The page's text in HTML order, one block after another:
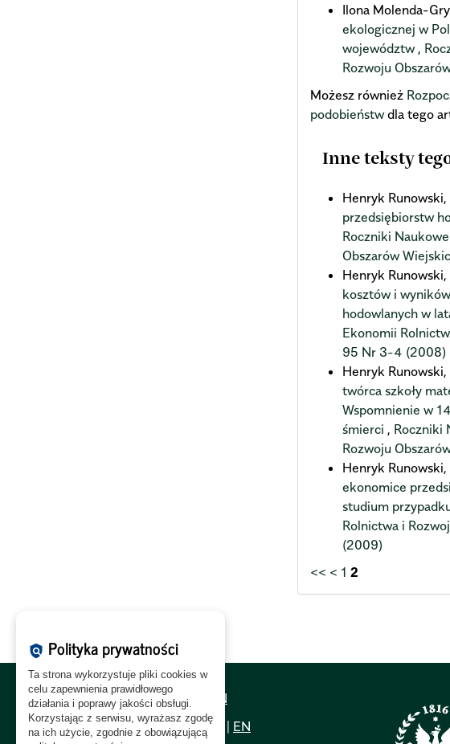
Ilona Molenda-
ekologicznej w
województw ,
Rozwoju
Możesz również
podobieństwdla tego
Inne teksty
Henryk Runowski,
przedsiębiorstw
Roczniki
Obszarów
Henryk Runowski,
kosztów i
hodowlanych w
Ekonomii
95 Nr 3-4 (2008)
Henryk Runowski,
twórca szkoły
Wspomnienie w
śmierci , Roczniki
Rozwoju
Henryk Runowski,
ekonomice
studium
Rolnictwa i
(2009)
<< < 1 2
Polityka Cookies:PL
EN
Polityka Prywatności:PL | EN
policy Polityka prywatności
Ta strona wykorzystuje pliki cookies w
celu zapewnienia prawidłowego
działania i poprawy jakości obsługi.
Korzystając z serwisu, wyrażasz zgodę
na ich użycie, zgodnie z obowiązującą